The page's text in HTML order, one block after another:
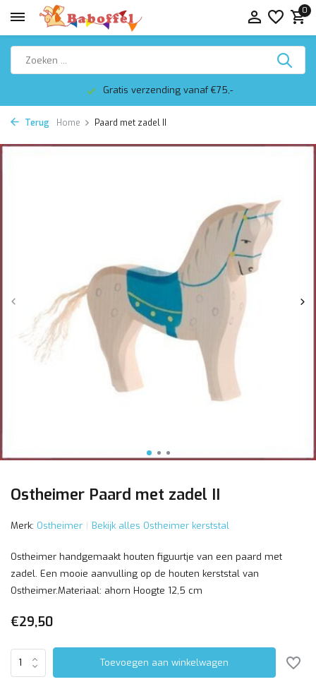
0
Gratis verzending vanaf €75,-
Terug Home Paard met zadel II
Ostheimer Paard met zadel II
Merk: Ostheimer Bekijk alles Ostheimer kerststal
Ostheimer handgemaakt houten figuurtje van een paard met
zadel. Een mooie aanvulling op de houten kerststal van
Ostheimer.Materiaal: ahorn Hoogte 12,5 cm
€29,50
Toevoegen aan winkelwagen